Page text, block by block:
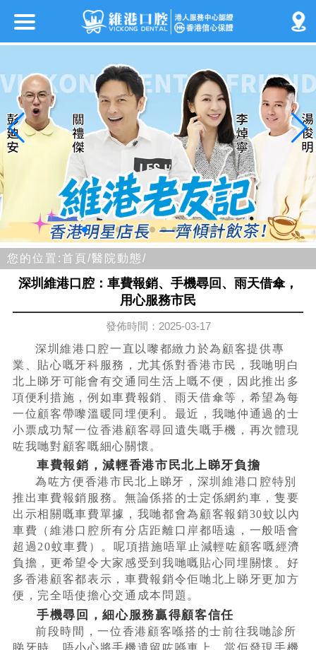
您的位置:首頁/醫院動態/
深圳維港口腔：車費報銷、手機尋回、雨天借傘，
用心服務市民
發佈時間：2025-03-17
深圳維港口腔一直以嚟都緻力於為顧客提供專
業、貼心嘅牙科服務，尤其係對香港市民，我哋明白
北上睇牙可能會有交通同生活上嘅不便，因此推出多
項便利措施，例如車費報銷、雨天借傘等，希望為每
一位顧客帶嚟溫暖同埋便利。最近，我哋仲通過的士
小票成功幫一位香港顧客尋回遺失嘅手機，再次體現
咗我哋對顧客嘅細心關懷。
車費報銷，減輕香港市民北上睇牙負擔
為咗方便香港市民北上睇牙，深圳維港口腔特別
推出車費報銷服務。無論係搭的士定係網約車，隻要
出示相關嘅車費單據，我哋都會為顧客報銷30蚊以內
車費（維港口腔所有分店距離口岸都唔遠，一般唔會
超過20蚊車費）。呢項措施唔單止減輕咗顧客嘅經濟
負擔，更希望令大家感受到我哋嘅貼心同埋關懷。好
多香港顧客都表示，車費報銷令佢哋北上睇牙更加方
便，完全唔使擔心交通成本問題。
手機尋回，細心服務贏得顧客信任
前段時間，一位香港顧客喺搭的士前往我哋診所
睇牙時，唔小心將手機遺留咗喺車上。當佢發現手機